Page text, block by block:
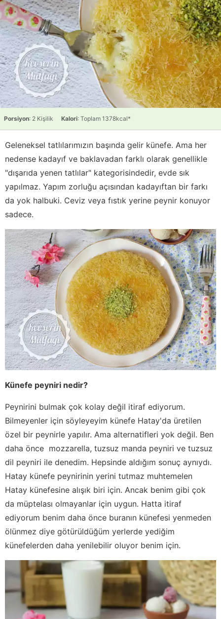
Porsiyon: 2 Kişilik Kalori: Toplam 1378kcal*
Geleneksel tatlılarımızın başında gelir künefe. Ama her
nedense kadayıf ve baklavadan farklı olarak genellikle
"dışarıda yenen tatlılar" kategorisindedir, evde sık
yapılmaz. Yapım zorluğu açısından kadayıftan bir farkı
da yok halbuki. Ceviz veya fıstık yerine peynir konuyor
sadece.
Künefe peyniri nedir?
Peynirini bulmak çok kolay değil itiraf ediyorum.
Bilmeyenler için söyleyeyim künefe Hatay'da üretilen
özel bir peynirle yapılır. Ama alternatifleri yok değil. Ben
daha önce mozzarella, tuzsuz manda peyniri ve tuzsuz
dil peyniri ile denedim. Hepsinde aldığım sonuç aynıydı.
Hatay künefe peynirinin yerini tutmaz muhtemelen
Hatay künefesine alışık biri için. Ancak benim gibi çok
da müptelası olmayanlar için uygun. Hatta itiraf
ediyorum benim daha önce buranın künefesi yenmeden
ölünmez diye götürüldüğüm yerlerde yediğim
künefelerden daha yenilebilir oluyor benim için.